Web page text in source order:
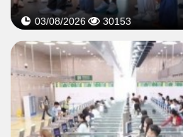
03/08/2026 30153